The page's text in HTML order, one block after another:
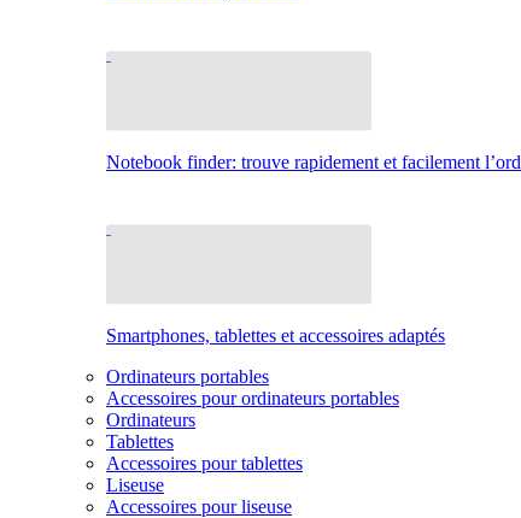
Notebook finder: trouve rapidement et facilement
Smartphones, tablettes et accessoires adaptés
Ordinateurs portables
Accessoires pour ordinateurs portables
Ordinateurs
Tablettes
Accessoires pour tablettes
Liseuse
Accessoires pour liseuse